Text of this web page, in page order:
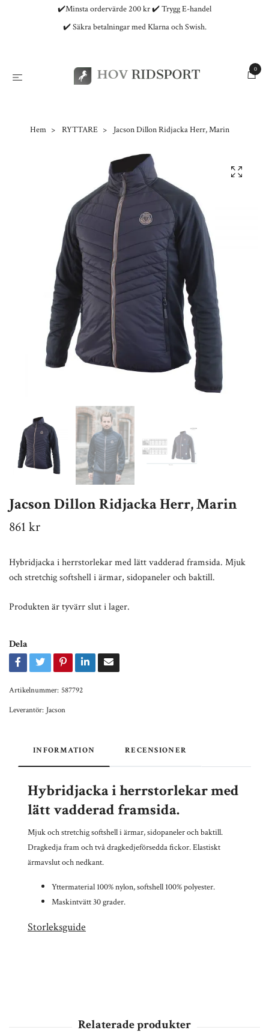
✔️Minsta ordervärde 200 kr ✔️ Trygg E-handel
✔️ Säkra betalningar med Klarna och Swish.
0
Hem RYTTARE Jacson Dillon Ridjacka Herr, Marin
Jacson Dillon Ridjacka Herr, Marin
861 kr
Hybridjacka i herrstorlekar med lätt vadderad framsida. Mjuk
och stretchig softshell i ärmar, sidopaneler och baktill.
Produkten är tyvärr slut i lager.
Dela
Artikelnummer: 587792
Leverantör: Jacson
INFORMATION RECENSIONER
Hybridjacka i herrstorlekar med
lätt vadderad framsida.
Mjuk och stretchig softshell i ärmar, sidopaneler och baktill.
Dragkedja fram och två dragkedjeförsedda fickor. Elastiskt
ärmavslut och nedkant.
Yttermaterial 100% nylon, softshell 100% polyester.
Maskintvätt 30 grader.
Storleksguide